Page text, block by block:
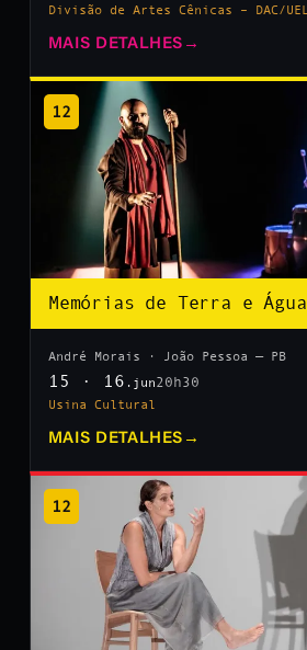
Divisão de Artes Cênicas – DAC/UEL
MAIS DETALHES →
12
Memórias de Terra e Água
André Morais · João Pessoa — PB
15 · 16 .jun20h30
Usina Cultural
MAIS DETALHES →
12